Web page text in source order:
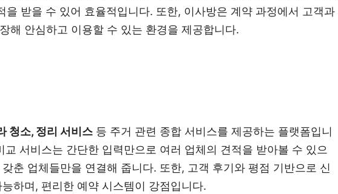
받을 수 있어 효율적입니다. 또한, 이사방은 계약 과정에서 고객과
해 안심하고 이용할 수 있는 환경을 제공합니다.
청소, 정리 서비스 등 주거 관련 종합 서비스를 제공하는 플랫폼입니
교 서비스는 간단한 입력만으로 여러 업체의 견적을 받아볼 수 있으
춘 업체들만을 연결해 줍니다. 또한, 고객 후기와 평점 기반으로 신
하며, 편리한 예약 시스템이 강점입니다.